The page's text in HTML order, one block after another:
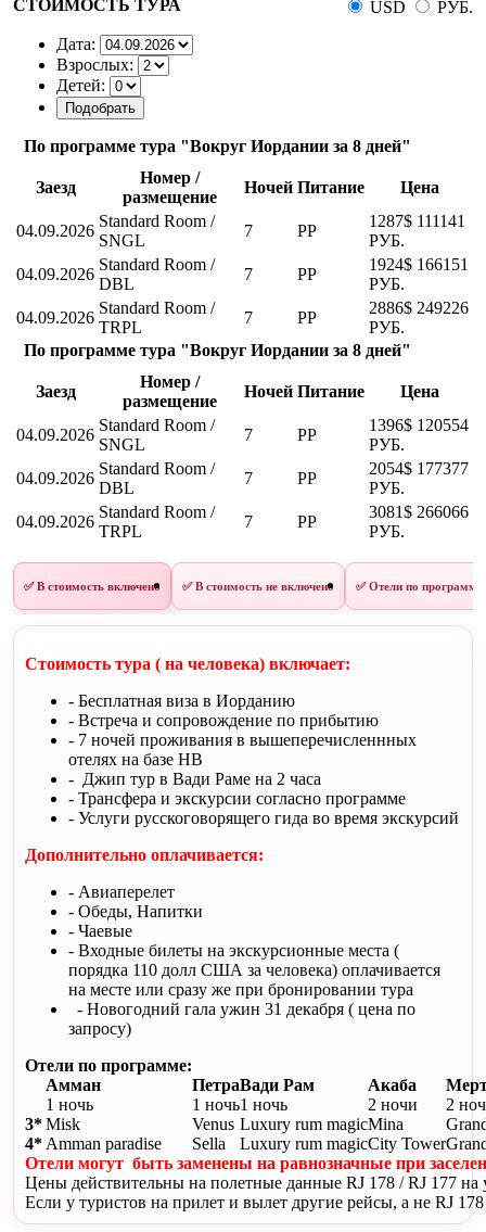
СТОИМОСТЬ ТУРА USD
РУБ.
Дата:
Взрослых:
Детей:
По программе тура "Вокруг Иордании за 8 дней"
Заезд
Номер /
размещение
Ночей Питание Цена
04.09.2026
Standard Room /
SNGL
7 PP
1287$ 111141
РУБ.
04.09.2026
Standard Room /
DBL
7 PP
1924$ 166151
РУБ.
04.09.2026
Standard Room /
TRPL
7 PP
2886$ 249226
РУБ.
По программе тура "Вокруг Иордании за 8 дней"
Заезд
Номер /
размещение
Ночей Питание Цена
04.09.2026
Standard Room /
SNGL
7 PP
1396$ 120554
РУБ.
04.09.2026
Standard Room /
DBL
7 PP
2054$ 177377
РУБ.
04.09.2026
Standard Room /
TRPL
7 PP
3081$ 266066
РУБ.
✅ В стоимость включено ✅ В стоимость не включено ✅ Отели по программе
Стоимость тура ( на человека) включает:
- Бесплатная виза в Иорданию
- Встреча и сопровождение по прибытию
- 7 ночей проживания в вышеперечисленнных
отелях на базе НВ
- Джип тур в Вади Раме на 2 часа
- Трансфера и экскурсии согласно программе
- Услуги русскоговорящего гида во время экскурсий
Дополнительно оплачивается:
- Авиаперелет
- Обеды, Напитки
- Чаевые
- Входные билеты на экскурсионные места (
порядка 110 долл США за человека) оплачивается
на месте или сразу же при бронировании тура
- Новогодний гала ужин 31 декабря ( цена по
запросу)
Отели по программе:
Амман
ПетраВади Рам Акаба
1 ночь
1 ночь1 ночь 2 ночи
2
3*Misk Venus Luxury rum magicMina
4* Amman paradise Sella Luxury rum magicCity Tower
Отели могут быть заменены на равнозначные при
Цены действительны на полетные данные RJ 178 / RJ 177 на
Если у туристов на прилет и вылет другие рейсы, а не RJ